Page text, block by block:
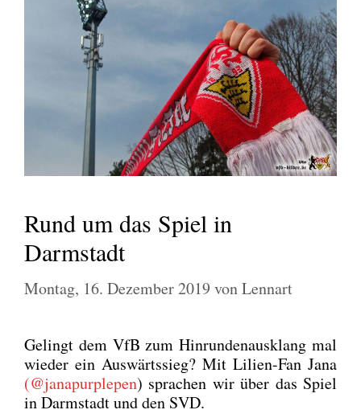
Rund um das Spiel in
Darmstadt
Montag, 16. Dezember 2019 vonLennart
Gelingt dem VfB zum Hin­run­den­aus­klang mal
wie­der ein Aus­wärts­sieg? Mit Lili­en-Fan Jana
(@janapurplepen) spra­chen wir über das Spiel
in Darm­stadt und den SVD.